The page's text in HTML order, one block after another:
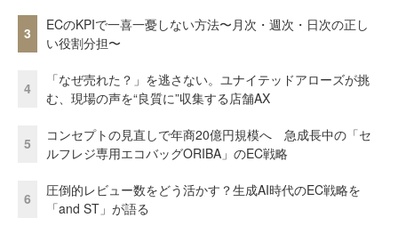
3
ECのKPIで一喜一憂しない方法〜月次・週次・日次の正し
い役割分担〜
4
「なぜ売れた？」を逃さない。ユナイテッドアローズが挑
む、現場の声を“良質に”収集する店舗AX
5
コンセプトの見直しで年商20億円規模へ 急成長中の「セ
ルフレジ専用エコバッグORIBA」のEC戦略
6
圧倒的レビュー数をどう活かす？生成AI時代のEC戦略を
「and ST」が語る